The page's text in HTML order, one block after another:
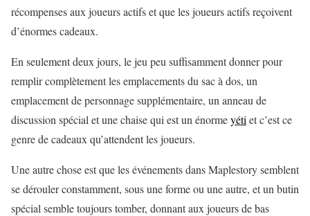
récompenses aux joueurs actifs et que les joueurs actifs reçoivent
d’énormes cadeaux.
En seulement deux jours, le jeu peu suffisamment donner pour
remplir complètement les emplacements du sac à dos, un
emplacement de personnage supplémentaire, un anneau de
discussion spécial et une chaise qui est un énormeyéti et c’est ce
genre de cadeaux qu’attendent les joueurs.
Une autre chose est que les événements dans Maplestory semblent
se dérouler constamment, sous une forme ou une autre, et un butin
spécial semble toujours tomber, donnant aux joueurs de bas